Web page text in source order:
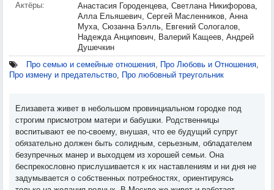
Актёры:
Анастасия Городенцева, Светлана Никифорова,
Алла Ельяшевич, Сергей Масленников, Анна
Муха, Сюзанна Бэлль, Евгений Сологалов,
Надежда Анципович, Валерий Кащеев, Андрей
Душечкин
Про семью и семейные отношения, Про Любовь и Отношения,
Про измену и предательство, Про любовный треугольник
Елизавета живет в небольшом провинциальном городке под
строгим присмотром матери и бабушки. Родственницы
воспитывают ее по-своему, внушая, что ее будущий супруг
обязательно должен быть солидным, серьезным, обладателем
безупречных манер и выходцем из хорошей семьи. Она
беспрекословно прислушивается к их наставлениям и ни дня не
задумывается о собственных потребностях, ориентируясь